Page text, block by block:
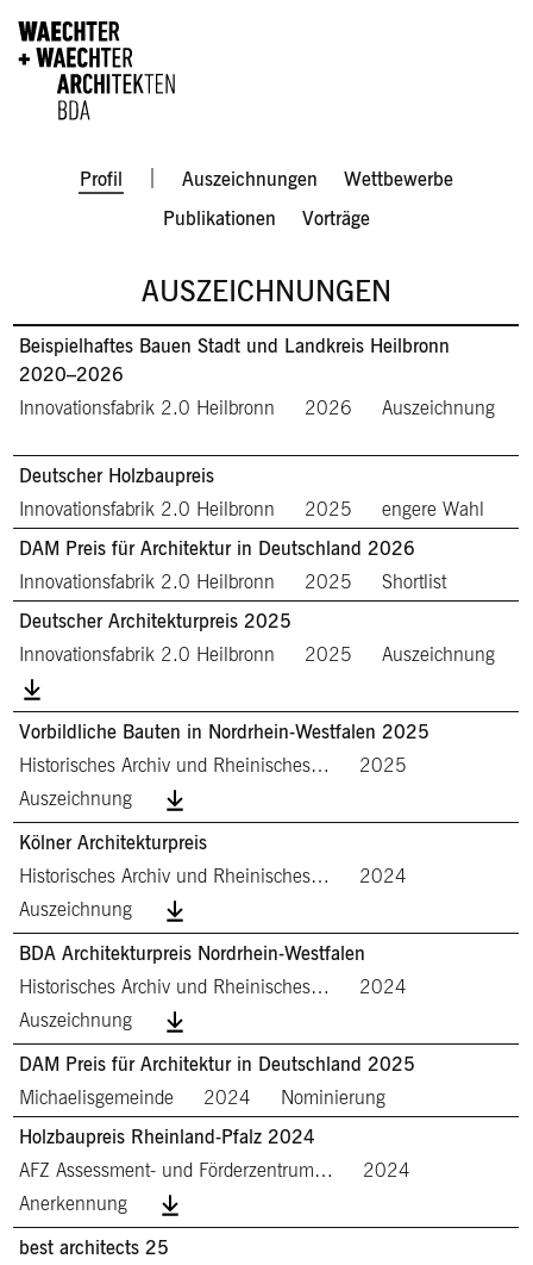
Profil Auszeichnungen
Wettbewerbe
Publikationen
Vorträge
AUSZEICHNUNGEN
Beispielhaftes Bauen Stadt und Landkreis Heilbronn
2020–2026
Innovationsfabrik 2.0 Heilbronn
2026 Auszeichnung
Deutscher Holzbaupreis
Innovationsfabrik 2.0 Heilbronn
2025
engere Wahl
DAM Preis für Architektur in Deutschland 2026
Innovationsfabrik 2.0 Heilbronn
2025
Shortlist
Deutscher Architekturpreis 2025
Innovationsfabrik 2.0 Heilbronn
2025 Auszeichnung
Vorbildliche Bauten in Nordrhein-Westfalen 2025
Historisches Archiv und Rheinisches…
2025
Auszeichnung
Kölner Architekturpreis
Historisches Archiv und Rheinisches…
2024
Auszeichnung
BDA Architekturpreis Nordrhein-Westfalen
Historisches Archiv und Rheinisches…
2024
Auszeichnung
DAM Preis für Architektur in Deutschland 2025
Michaelisgemeinde
2024
Nominierung
Holzbaupreis Rheinland-Pfalz 2024
AFZ Assessment- und Förderzentrum…
2024
Anerkennung
best architects 25